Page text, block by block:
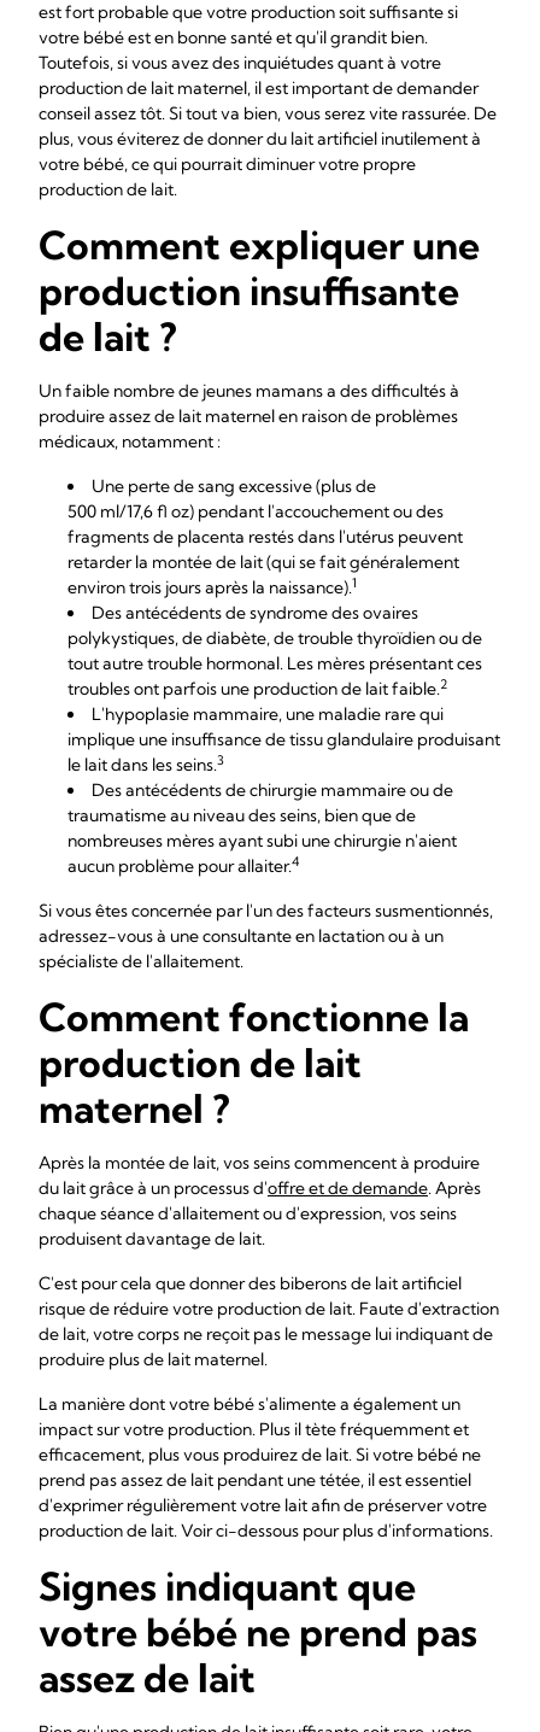
est fort probable que votre production soit suffisante si
votre bébé est en bonne santé et qu'il grandit bien.
Toutefois, si vous avez des inquiétudes quant à votre
production de lait maternel, il est important de demander
conseil assez tôt. Si tout va bien, vous serez vite rassurée. De
plus, vous éviterez de donner du lait artificiel inutilement à
votre bébé, ce qui pourrait diminuer votre propre
production de lait.
Comment expliquer une
production insuffisante
de lait ?
Un faible nombre de jeunes mamans a des difficultés à
produire assez de lait maternel en raison de problèmes
médicaux, notamment :
Une perte de sang excessive (plus de
500 ml/17,6 fl oz) pendant l'accouchement ou des
fragments de placenta restés dans l'utérus peuvent
retarder la montée de lait (qui se fait généralement
environ trois jours après la naissance).1
Des antécédents de syndrome des ovaires
polykystiques, de diabète, de trouble thyroïdien ou de
tout autre trouble hormonal. Les mères présentant ces
troubles ont parfois une production de lait faible.2
L'hypoplasie mammaire, une maladie rare qui
implique une insuffisance de tissu glandulaire produisant
le lait dans les seins.3
Des antécédents de chirurgie mammaire ou de
traumatisme au niveau des seins, bien que de
nombreuses mères ayant subi une chirurgie n'aient
aucun problème pour allaiter.4
Si vous êtes concernée par l'un des facteurs susmentionnés,
adressez-vous à une consultante en lactation ou à un
spécialiste de l'allaitement.
Comment fonctionne la
production de lait
maternel ?
Après la montée de lait, vos seins commencent à produire
du lait grâce à un processus d'offre et de demande. Après
chaque séance d'allaitement ou d'expression, vos seins
produisent davantage de lait.
C'est pour cela que donner des biberons de lait artificiel
risque de réduire votre production de lait. Faute d'extraction
de lait, votre corps ne reçoit pas le message lui indiquant de
produire plus de lait maternel.
La manière dont votre bébé s'alimente a également un
impact sur votre production. Plus il tète fréquemment et
efficacement, plus vous produirez de lait. Si votre bébé ne
prend pas assez de lait pendant une tétée, il est essentiel
d'exprimer régulièrement votre lait afin de préserver votre
production de lait. Voir ci-dessous pour plus d'informations.
Signes indiquant que
votre bébé ne prend pas
assez de lait